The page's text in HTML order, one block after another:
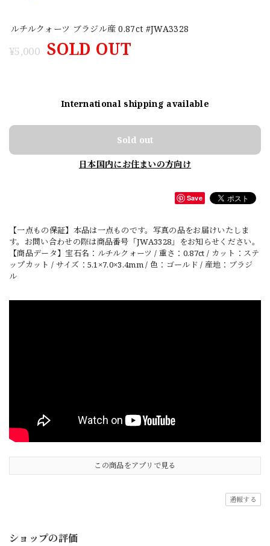
ルチルクォーツ ブラジル産 0.87ct #JWA3328
¥5,000 SOLD OUT
International shipping available
Sold out
日本国内にお住まいの方向け
Save
【一点もの保証】本品は一点ものです。写真の品をお届けいたしま
す。お問い合わせの際は商品番号「JWA3328」をお知らせください。
【商品データ】宝石名：ルチルクォーツ / 重さ：0.87ct / カット：ステ
ップカット / サイズ：5.1×7.0×3.4mm / 色：ゴールド / 産地：ブラジ
ル
この商品をアプリで見る
通報する
ショップの評価